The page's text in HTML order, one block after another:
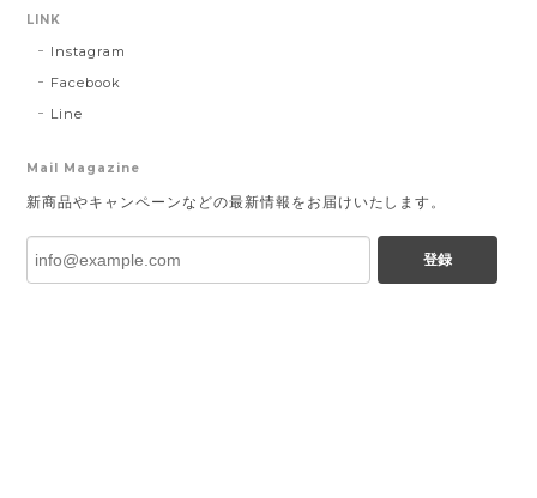
LINK
Instagram
Facebook
Line
Mail Magazine
新商品やキャンペーンなどの最新情報をお届けいたします。
登録